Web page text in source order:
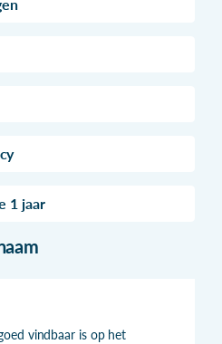
1 jaar
vindbaar is op het